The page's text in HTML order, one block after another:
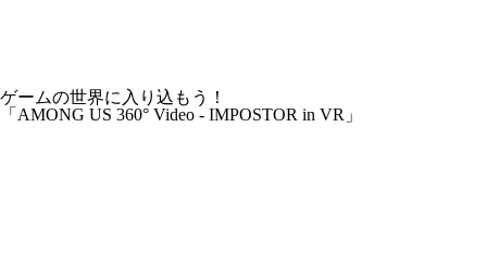
ゲームの世界に入り込もう！
「AMONG US 360° Video - IMPOSTOR in VR」